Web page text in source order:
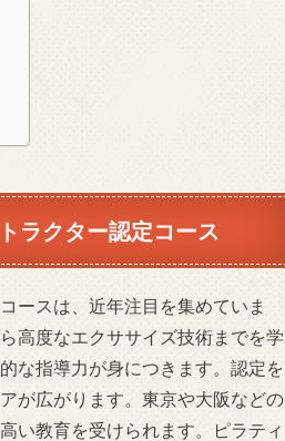
ラクター認定コース
ースは、近年注目を集めていま
高度なエクササイズ技術までを学
な指導力が身につきます。認定を
が広がります。東京や大阪などの
い教育を受けられます。ピラティ